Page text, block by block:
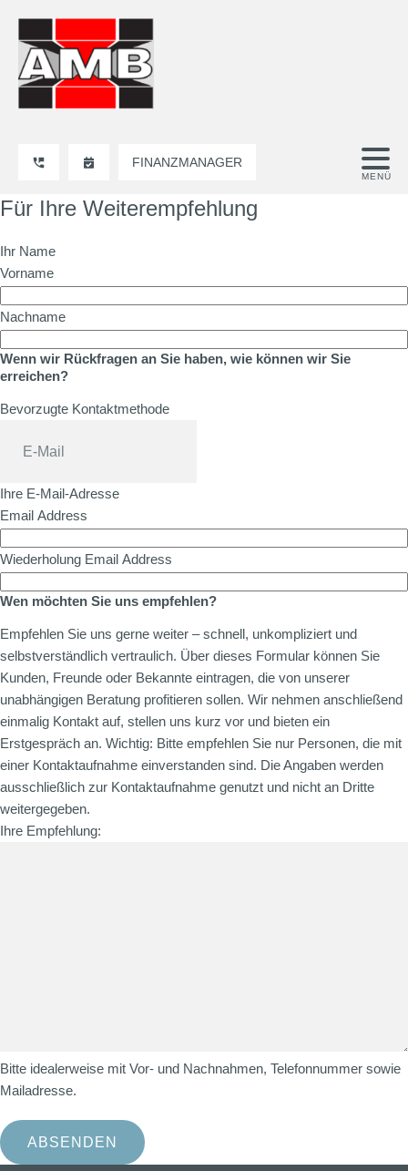
FINANZMANAGER
Für Ihre Weiterempfehlung
Ihr Name
Vorname
Nachname
Wenn wir Rückfragen an Sie haben, wie können wir Sie
erreichen?
Bevorzugte Kontaktmethode
Ihre E-Mail-Adresse
Email Address
Wiederholung Email Address
Wen möchten Sie uns empfehlen?
Empfehlen Sie uns gerne weiter – schnell, unkompliziert und
selbstverständlich vertraulich. Über dieses Formular können Sie
Kunden, Freunde oder Bekannte eintragen, die von unserer
unabhängigen Beratung profitieren sollen. Wir nehmen anschließend
einmalig Kontakt auf, stellen uns kurz vor und bieten ein
Erstgespräch an. Wichtig: Bitte empfehlen Sie nur Personen, die mit
einer Kontaktaufnahme einverstanden sind. Die Angaben werden
ausschließlich zur Kontaktaufnahme genutzt und nicht an Dritte
weitergegeben.
Ihre Empfehlung:
Bitte idealerweise mit Vor- und Nachnahmen, Telefonnummer sowie
Mailadresse.